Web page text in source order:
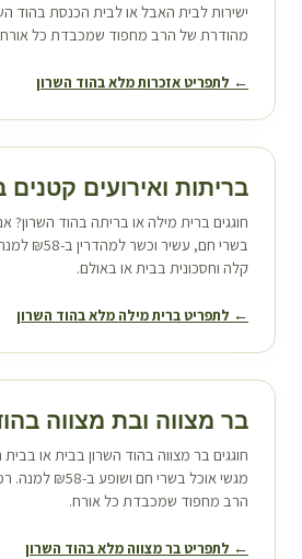
ישירות לבית האבל או לבית הכנסת בהוד
מהודרת של הרב מחפוד שמכבדת כל
← לתפריט אזכרות מלא בהוד השרון
בריתות ואירועים קטנים
חוגגים ברית מילה או בריתה בהוד השרון?
בשרי חם,
קלה וחסכונית בבית או באולם.
← לתפריט ברית מילה מלא בהוד השרון
בר מצווה ובת מצווה ב
חוגגים בר מצווה בהוד השרון בבית או
מגשי אוכל
הרב מחפוד שמכבדת כל אורח.
← לתפריט בר מצווה מלא בהוד השרון